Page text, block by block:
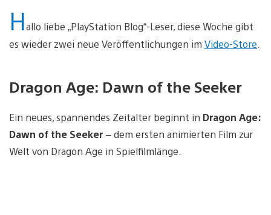
Hallo liebe „PlayStation Blog“-Leser, diese Woche gibt
es wieder zwei neue Veröffentlichungen im Video-Store
Dragon Age: Dawn of the Seeker
Ein neues, spannendes Zeitalter beginnt in Dragon Age:
Dawn of the Seeker – dem ersten animierten Film zur
Welt von Dragon Age in Spielfilmlänge.